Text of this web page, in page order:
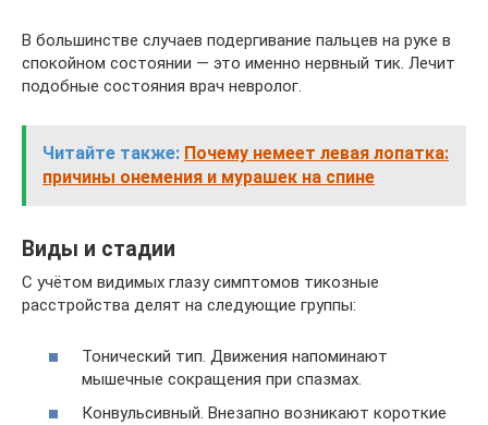
В большинстве случаев подергивание пальцев на руке в
спокойном состоянии — это именно нервный тик. Лечит
подобные состояния врач невролог.
Читайте также: Почему немеет левая лопатка:
причины онемения и мурашек на спине
Виды и стадии
С учётом видимых глазу симптомов тикозные
расстройства делят на следующие группы:
Тонический тип. Движения напоминают
мышечные сокращения при спазмах.
Конвульсивный. Внезапно возникают короткие